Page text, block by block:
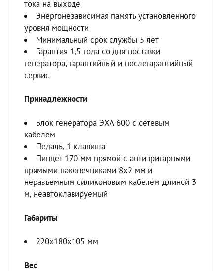
тока на выходе
Энергонезависимая память установленного
уровня мощности
Минимальный срок службы 5 лет
Гарантия 1,5 года со дня поставки
генератора, гарантийный и послегарантийный
сервис
Принадлежности
Блок генератора ЭХА 600 с сетевым
кабелем
Педаль, 1 клавиша
Пинцет 170 мм прямой с антипригарными
прямыми наконечниками 8х2 мм и
неразъемным силиконовым кабелем длиной 3
м, неавтоклавируемый
Габариты
220х180х105 мм
Вес